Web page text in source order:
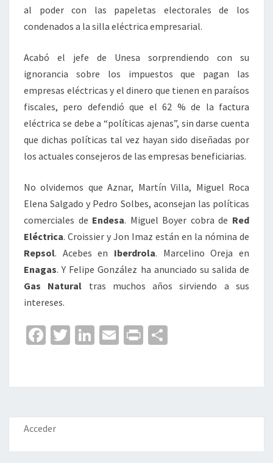
al poder con las papeletas electorales de los
condenados a la silla eléctrica empresarial.
Acabó el jefe de Unesa sorprendiendo con su
ignorancia sobre los impuestos que pagan las
empresas eléctricas y el dinero que tienen en paraísos
fiscales, pero defendió que el 62 % de la factura
eléctrica se debe a “políticas ajenas”, sin darse cuenta
que dichas políticas tal vez hayan sido diseñadas por
los actuales consejeros de las empresas beneficiarias.
No olvidemos que Aznar, Martín Villa, Miguel Roca
Elena Salgado y Pedro Solbes, aconsejan las políticas
comerciales de Endesa. Miguel Boyer cobra de Red
Eléctrica. Croissier y Jon Imaz están en la nómina de
Repsol. Acebes en Iberdrola. Marcelino Oreja en
Enagas. Y Felipe González ha anunciado su salida de
Gas Natural tras muchos años sirviendo a sus
intereses.
Fa
o
o
k
T
er
Li
dI
n
E
l
Pr
p
ar
Acceder